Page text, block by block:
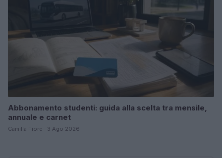
Abbonamento studenti: guida alla scelta tra mensile,
annuale e carnet
Camilla Fiore · 3 Ago 2026